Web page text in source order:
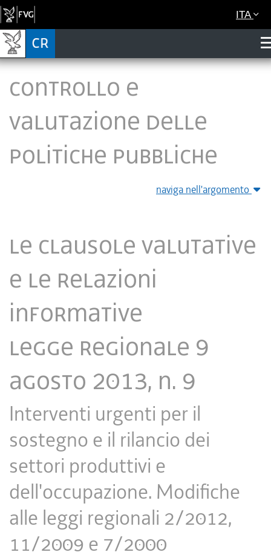
ITA
Controllo e
valutazione delle
politiche pubbliche
naviga nell'argomento
Le clausole valutative
e le relazioni
informative
​Legge regionale 9
agosto 2013, n. 9
Interventi urgenti per il
sostegno e il rilancio dei
settori produttivi e
dell'occupazione. Modifiche
alle leggi regionali 2/2012,
11/2009 e 7/2000